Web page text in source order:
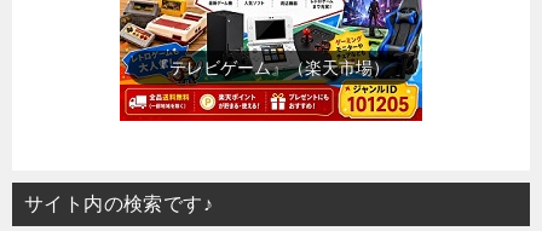
『日用品雑貨・文房具』（楽天市
場）
サイト内の検索です♪